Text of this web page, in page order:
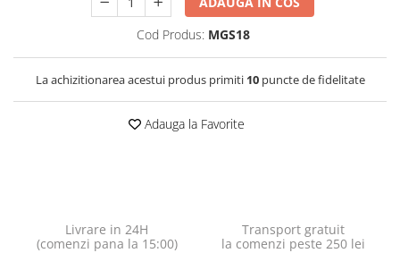
Cod Produs: MGS18
La achizitionarea acestui produs primiti 10puncte de fidelitate
Adauga la Favorite
Livrare in 24H
(comenzi pana la 15:00)
Transport gratuit
la comenzi peste 250 lei